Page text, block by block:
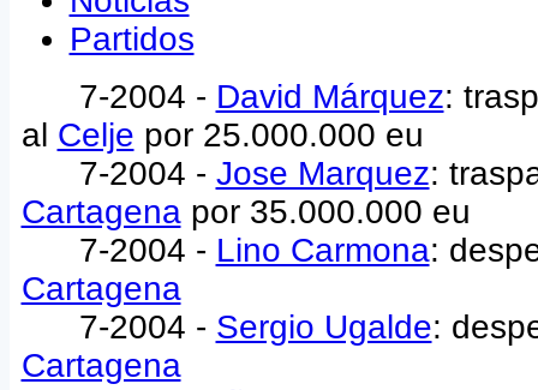
Partidos
7-2004 - David Márquez:
al Celje por 25.000.000 eu
7-2004 - Jose Marquez:
Cartagenapor 35.000.000 eu
7-2004 - Lino Carmona:
Cartagena
7-2004 - Sergio Ugalde:
Cartagena